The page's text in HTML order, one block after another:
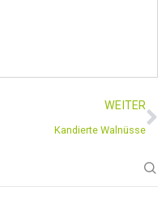
WEITER
Kandierte Walnüsse